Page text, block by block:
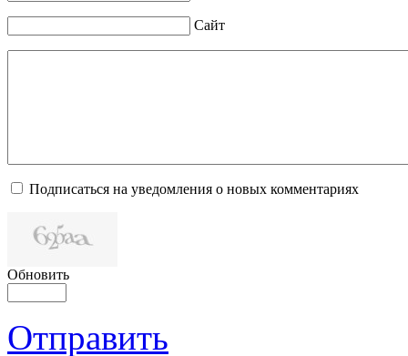
Сайт
Подписаться на уведомления о новых комментариях
Обновить
Отправить